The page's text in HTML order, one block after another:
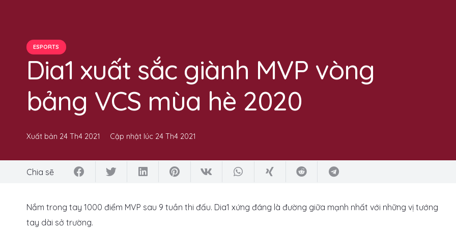
ESPORTS
Dia1 xuất sắc giành MVP vòng
bảng VCS mùa hè 2020
Xuất bản 24 Th4 2021 Cập nhật lúc 24 Th4 2021
Chia sẽ
Nắm trong tay 1000 điểm MVP sau 9 tuần thi đấu. Dia1 xứng đáng là đường giữa mạnh nhất với những vị tướng
tay dài sở trường.